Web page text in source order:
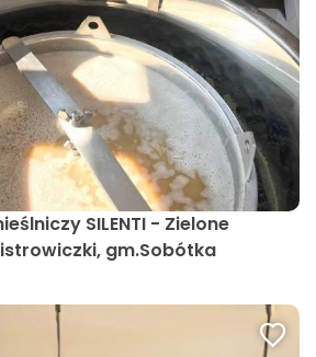
SILENTI - Zielone
gm.Sobótka